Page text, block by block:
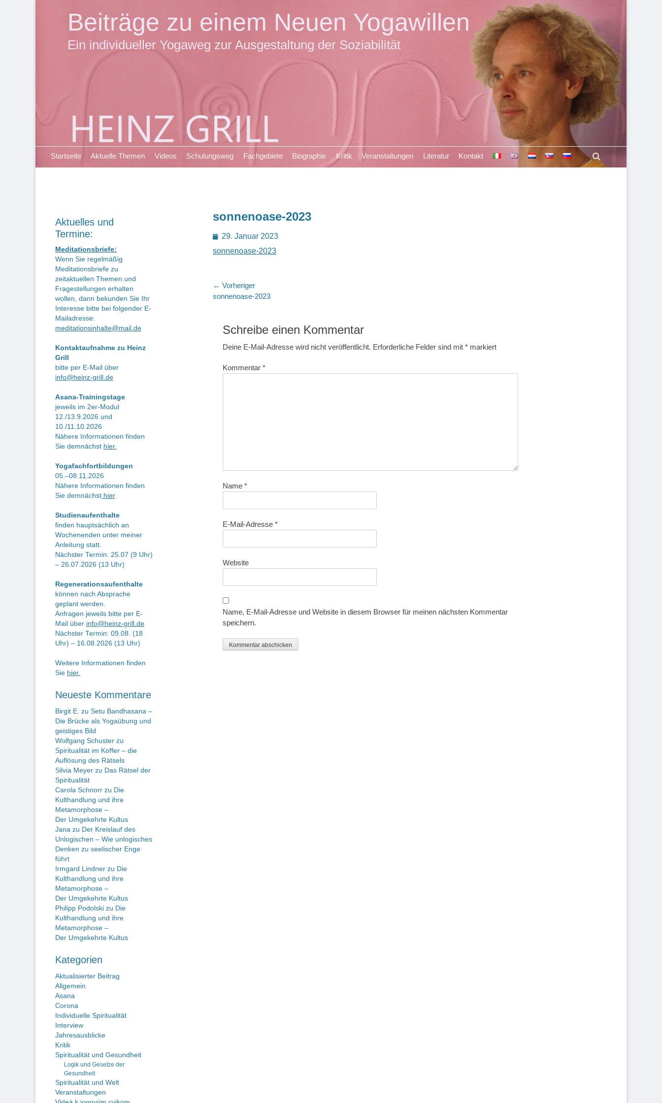
Beiträge zu einem Neuen Yogawillen
Ein individueller Yogaweg zur Ausgestaltung der Soziabilität
Primäres Menü
ZumStartseite Aktuelle Themen Videos Schulungsweg Fachgebiete Biographie Kritik Veranstaltungen Literatur Kontakt
sonnenoase-2023
Posted
on
29. Januar 2023
sonnenoase-2023
Beitragsnavigation
← Vorheriger
Vorheriger
sonnenoase-2023
Schreibe einen Kommentar
Deine E-Mail-Adresse wird nicht veröffentlicht. Erforderliche Felder sind mit * markiert
Kommentar *
Name *
E-Mail-Adresse *
Website
Name, E-Mail-Adresse und Website in diesem Browser für meinen nächsten Kommentar
speichern.
Aktuelles und
Termine:
Meditationsbriefe:
Wenn Sie regelmäßig
Meditationsbriefe zu
zeitaktuellen Themen und
Fragestellungen erhalten
wollen, dann bekunden Sie Ihr
Interesse bitte bei folgender E-
Mailadresse:
meditationsinhalte@mail.de
Kontaktaufnahme zu Heinz
Grill
bitte per E-Mail über
info@heinz-grill.de
Asana-Trainingstage
jeweils im 2er-Modul
12./13.9.2026 und
10./11.10.2026
Nähere Informationen finden
Sie demnächst hier.
Yogafachfortbildungen
05.–08.11.2026
Nähere Informationen finden
Sie demnächst hier
Studienaufenthalte
finden hauptsächlich an
Wochenenden unter meiner
Anleitung statt.
Nächster Termin: 25.07 (9 Uhr)
– 26.07.2026 (13 Uhr)
Regenerationsaufenthalte
können nach Absprache
geplant werden.
Anfragen jeweils bitte per E-
Mail über info@heinz-grill.de
Nächster Termin: 09.08. (18
Uhr) – 16.08.2026 (13 Uhr)
Weitere Informationen finden
Sie hier.
Neueste Kommentare
Birgit E. zu Setu Bandhasana –
Die Brücke als Yogaübung und
geistiges Bild
Wolfgang Schuster zu
Spiritualität im Koffer – die
Auflösung des Rätsels
Silvia Meyer zu Das Rätsel der
Spiritualität
Carola Schnorr zu Die
Kulthandlung und ihre
Metamorphose –
Der Umgekehrte Kultus
Jana zu Der Kreislauf des
Unlogischen – Wie unlogisches
Denken zu seelischer Enge
führt
Irmgard Lindner zu Die
Kulthandlung und ihre
Metamorphose –
Der Umgekehrte Kultus
Philipp Podolski zu Die
Kulthandlung und ihre
Metamorphose –
Der Umgekehrte Kultus
Kategorien
Aktualisierter Beitrag
Allgemein
Asana
Corona
Individuelle Spiritualität
Interview
Jahresausblicke
Kritik
Spiritualität und Gesundheit
Logik und Gesetze der
Gesundheit
Spiritualität und Welt
Veranstaltungen